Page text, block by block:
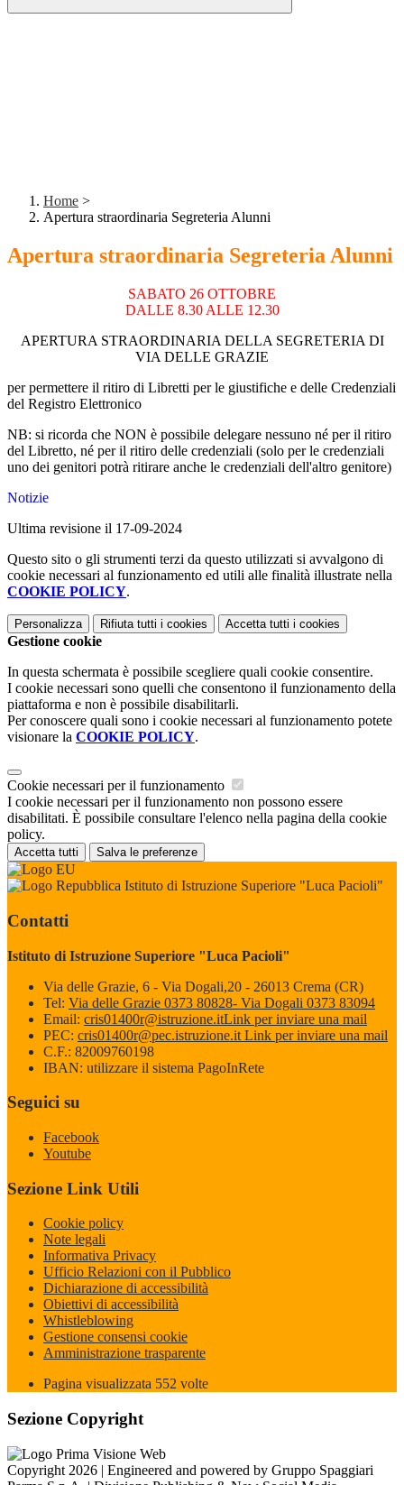
Home >
Apertura straordinaria Segreteria Alunni
Apertura straordinaria Segreteria Alunni
SABATO 26 OTTOBRE
DALLE 8.30 ALLE 12.30
APERTURA STRAORDINARIA DELLA SEGRETERIA DI
VIA DELLE GRAZIE
per permettere il ritiro di Libretti per le giustifiche e delle Credenziali
del Registro Elettronico
NB: si ricorda che NON è possibile delegare nessuno né per il ritiro
del Libretto, né per il ritiro delle credenziali (solo per le credenziali
uno dei genitori potrà ritirare anche le credenziali dell'altro genitore)
Notizie
Ultima revisione il 17-09-2024
Questo sito o gli strumenti terzi da questo utilizzati si avvalgono di
cookie necessari al funzionamento ed utili alle finalità illustrate nella
COOKIE POLICY.
Personalizza Rifiuta tutti i cookies Accetta tutti i cookies
Gestione cookie
In questa schermata è possibile scegliere quali cookie consentire.
I cookie necessari sono quelli che consentono il funzionamento della
piattaforma e non è possibile disabilitarli.
Per conoscere quali sono i cookie necessari al funzionamento potete
visionare la COOKIE POLICY.
Cookie necessari per il funzionamento
I cookie necessari per il funzionamento non possono essere
disabilitati. È possibile consultare l'elenco nella pagina della cookie
policy.
Accetta tutti Salva le preferenze
Istituto di Istruzione Superiore "Luca Pacioli"
Contatti
Istituto di Istruzione Superiore "Luca Pacioli"
Via delle Grazie, 6 - Via Dogali,20 - 26013 Crema (CR)
Tel: Via delle Grazie 0373 80828- Via Dogali 0373 83094
Email: cris01400r@istruzione.itLink per inviare una mail
PEC: cris01400r@pec.istruzione.it Link per inviare una mail
C.F.: 82009760198
IBAN: utilizzare il sistema PagoInRete
Seguici su
Facebook
Youtube
Sezione Link Utili
Cookie policy
Note legali
Informativa Privacy
Ufficio Relazioni con il Pubblico
Dichiarazione di accessibilità
Obiettivi di accessibilità
Whistleblowing
Gestione consensi cookie
Amministrazione trasparente
Pagina visualizzata 552 volte
Sezione Copyright
Copyright 2026 | Engineered and powered by Gruppo Spaggiari